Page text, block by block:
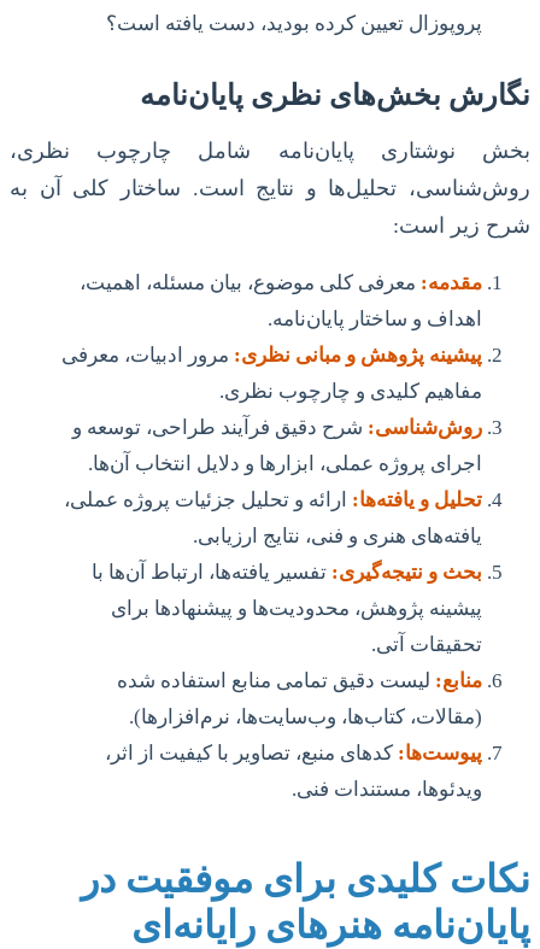
پروپوزال تعیین کرده بودید، دست یافته است؟
نگارش بخش‌های نظری پایان‌نامه
بخش نوشتاری پایان‌نامه شامل چارچوب نظری،
روش‌شناسی، تحلیل‌ها و نتایج است. ساختار کلی آن به
شرح زیر است:
مقدمه: معرفی کلی موضوع، بیان مسئله، اهمیت،
اهداف و ساختار پایان‌نامه.
پیشینه پژوهش و مبانی نظری: مرور ادبیات، معرفی
مفاهیم کلیدی و چارچوب نظری.
روش‌شناسی: شرح دقیق فرآیند طراحی، توسعه و
اجرای پروژه عملی، ابزارها و دلایل انتخاب آن‌ها.
تحلیل و یافته‌ها: ارائه و تحلیل جزئیات پروژه عملی،
یافته‌های هنری و فنی، نتایج ارزیابی.
بحث و نتیجه‌گیری: تفسیر یافته‌ها، ارتباط آن‌ها با
پیشینه پژوهش، محدودیت‌ها و پیشنهادها برای
تحقیقات آتی.
منابع: لیست دقیق تمامی منابع استفاده شده
(مقالات، کتاب‌ها، وب‌سایت‌ها، نرم‌افزارها).
پیوست‌ها: کدهای منبع، تصاویر با کیفیت از اثر،
ویدئوها، مستندات فنی.
نکات کلیدی برای موفقیت در
پایان‌نامه هنرهای رایانه‌ای